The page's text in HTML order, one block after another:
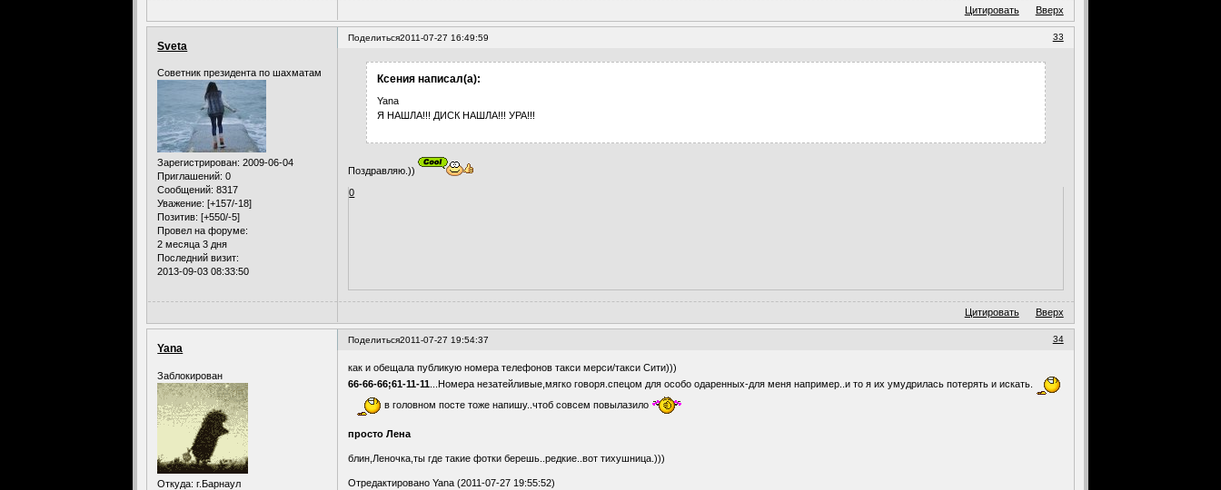
Цитировать Вверх
Поделиться 33
2011-07-27 16:49:59
Sveta
Советник президента по шахматам
Зарегистрирован: 2009-06-04
Приглашений: 0
Сообщений: 8317
Уважение: [+157/-18]
Позитив: [+550/-5]
Провел на форуме:
2 месяца 3 дня
Последний визит:
2013-09-03 08:33:50
Ксения написал(а):
Yana
Я НАШЛА!!! ДИСК НАШЛА!!! УРА!!!
Поздравляю.))
0
Цитировать Вверх
Поделиться 34
2011-07-27 19:54:37
Yana
Заблокирован
Откуда: г.Барнаул
как и обещала публикую номера телефонов такси мерси/такси Сити)))
66-66-66;61-11-11 ...Номера незатейливые,мягко говоря.спецом для особо одаренных-для меня например..и то я их умудрилась потерять и искать.
в головном посте тоже напишу..чтоб совсем повылазило
просто Лена
блин,Леночка,ты где такие фотки берешь..редкие..вот тихушница.)))
Отредактировано Yana (2011-07-27 19:55:52)